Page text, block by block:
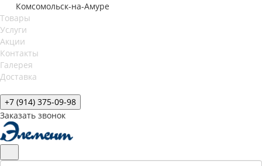
Комсомольск-на-Амуре
Товары
Услуги
Акции
Контакты
Галерея
Доставка
+7 (914) 375-09-98
Заказать звонок